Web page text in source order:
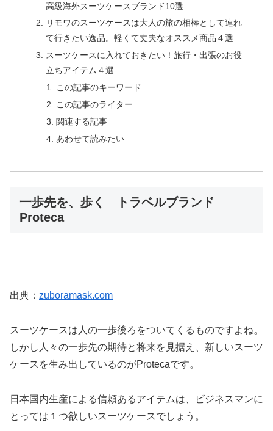
高級海外スーツケースブランド10選
リモワのスーツケースは大人の旅の相棒として連れ
て行きたい逸品。軽くて丈夫なオススメ商品４選
スーツケースに入れておきたい！旅行・出張のお役
立ちアイテム４選
この記事のキーワード
この記事のライター
関連する記事
あわせて読みたい
一歩先を、歩く トラベルブランド
Proteca
出典： zuboramask.com
スーツケースは人の一歩後ろをついてくるものですよね。
しかし人々の一歩先の期待と将来を見据え、新しいスーツ
ケースを生み出しているのがProtecaです。
日本国内生産による信頼あるアイテムは、ビジネスマンに
とっては１つ欲しいスーツケースでしょう。